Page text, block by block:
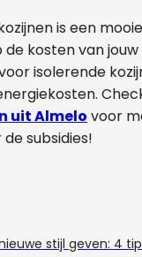
is een
kosten van jouw
isolerende
uit Almelo voor
subsidies!
stijl geven: 4